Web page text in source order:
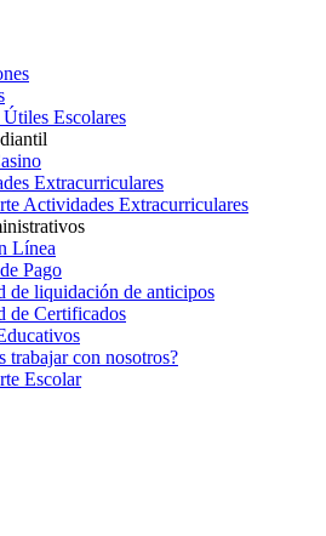
Escolares
Extracurriculares
Actividades Extracurriculares
Línea
Pago
de liquidación de anticipos
de Certificados
trabajar con nosotros?
Escolar